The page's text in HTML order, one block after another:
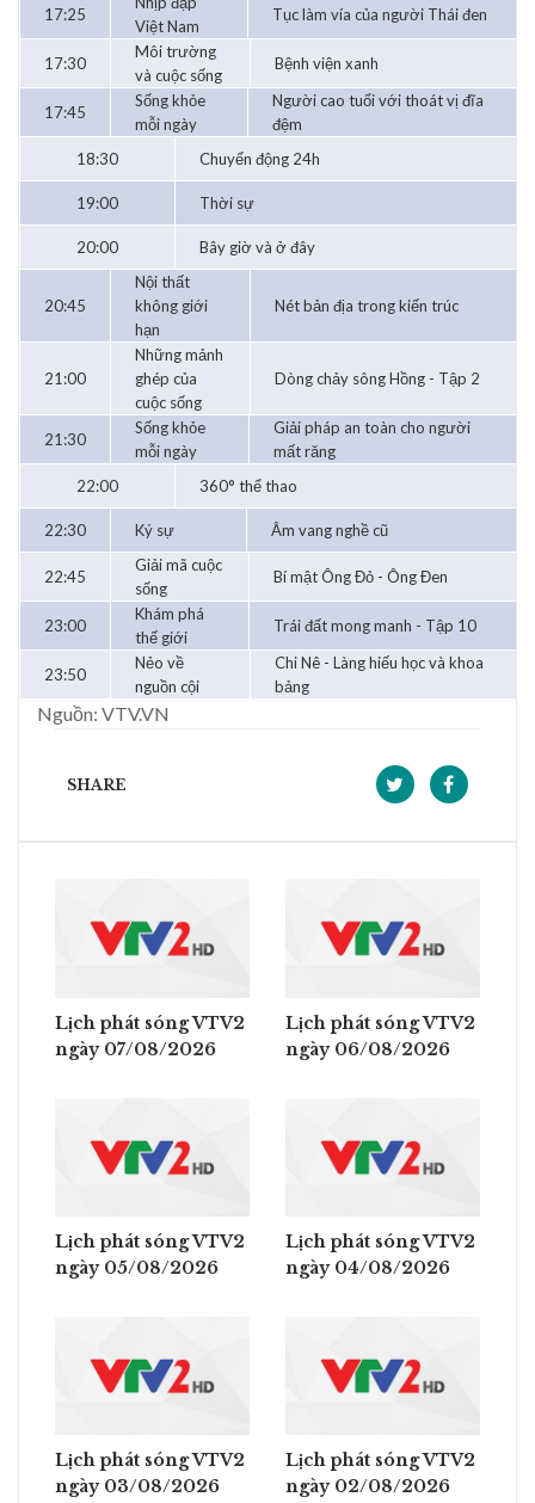
17:25
Việt Nam
Tục làm vía của người Thái đen
17:30
Môi trường
và cuộc sống
Bệnh viện xanh
17:45
Sống khỏe
mỗi ngày
Người cao tuổi với thoát vị đĩa
đệm
18:30
Chuyển động 24h
19:00 Thời sự
20:00 Bây giờ và ở đây
20:45
Nội thất
không giới
hạn
Nét bản địa trong kiến trúc
21:00
Những mảnh
ghép của
cuộc sống
Dòng chảy sông Hồng - Tập 2
21:30
Sống khỏe
mỗi ngày
Giải pháp an toàn cho người
mất răng
22:00
360° thể thao
22:30 Ký sự Âm vang nghề cũ
22:45
Giải mã cuộc
sống
Bí mật Ông Đỏ - Ông Đen
23:00
Khám phá
thế giới
Trái đất mong manh - Tập 10
23:50
Nẻo về
nguồn cội
Chi Nê - Làng hiếu học và khoa
bảng
Nguồn: VTV.VN
SHARE
Lịch phát sóng VTV2
ngày 07/08/2026
Lịch phát sóng VTV2
ngày 06/08/2026
Lịch phát sóng VTV2
ngày 05/08/2026
Lịch phát sóng VTV2
ngày 04/08/2026
Lịch phát sóng VTV2
ngày 03/08/2026
Lịch phát sóng VTV2
ngày 02/08/2026